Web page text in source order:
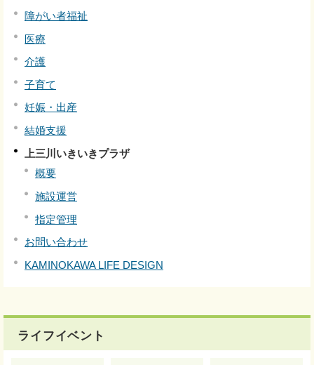
障がい者福祉
医療
介護
子育て
妊娠・出産
結婚支援
上三川いきいきプラザ
概要
施設運営
指定管理
お問い合わせ
KAMINOKAWA LIFE DESIGN
ライフイベント